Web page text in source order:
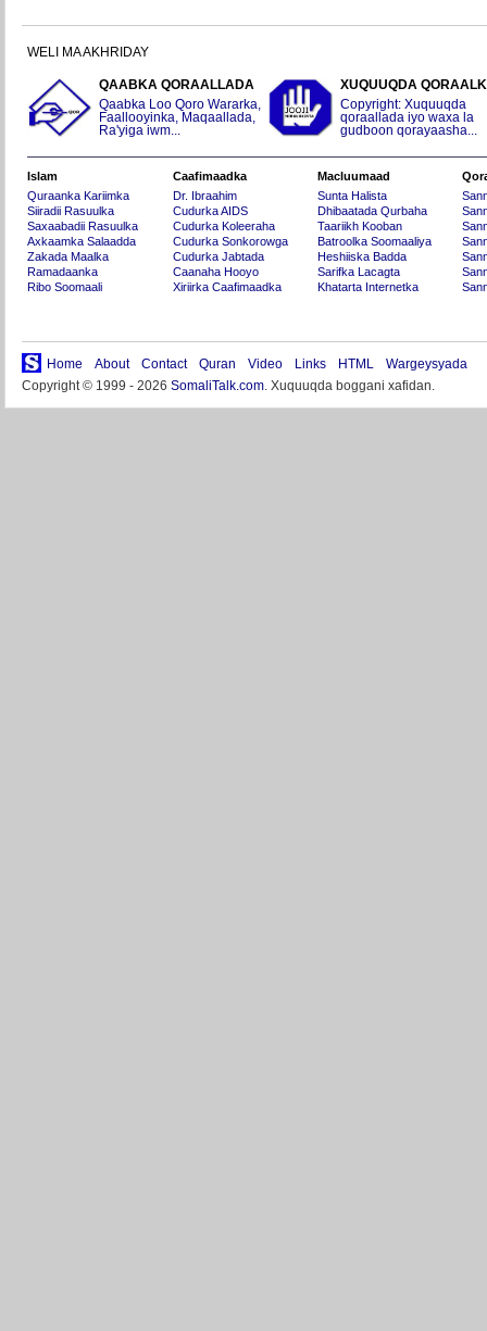
WELI MA AKHRIDAY
QAABKA QORAALLADA
Qaabka Loo Qoro Wararka,
Faallooyinka, Maqaallada,
Ra'yiga iwm...
XUQUUQDA
Copyright: Xuquuqda
qoraallada iyo waxa la
gudboon qorayaasha...
Islam
Quraanka Kariimka
Siiradii Rasuulka
Saxaabadii Rasuulka
Axkaamka Salaadda
Zakada Maalka
Ramadaanka
Ribo Soomaali
Caafimaadka
Dr. Ibraahim
Cudurka AIDS
Cudurka Koleeraha
Cudurka Sonkorowga
Cudurka Jabtada
Caanaha Hooyo
Xiriirka Caafimaadka
Macluumaad
Sunta Halista
Dhibaatada Qurbaha
Taariikh Kooban
Batroolka Soomaaliya
Heshiiska Badda
Sarifka Lacagta
Khatarta Internetka
Home About Contact Quran Video Links HTML
Wargeysyada
Copyright © 1999 - 2026 SomaliTalk.com. Xuquuqda boggani xafidan.